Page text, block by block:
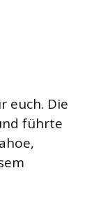
euch. Die
führte